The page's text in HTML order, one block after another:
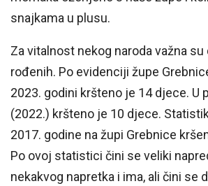
snajkama u plusu.
Za vitalnost nekog naroda važna su
rođenih. Po evidenciji župe
2023. godini kršteno je 14 djece. U
(2022.) kršteno je 10 djece.
2017. godine na župi Grebnice
Po ovoj statistici čini se veliki
nekakvog napretka i ima, ali čini se